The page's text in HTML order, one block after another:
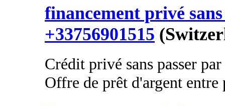
financement privé
+33756901515
Crédit privé sans passer
Offre de prêt d'argent